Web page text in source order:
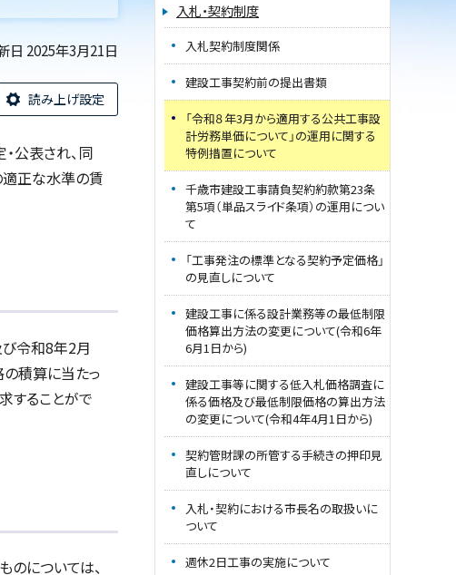
日 2025年3月21日
読み上げ設定
公表され、同
正な水準の賃
令和8年2月
積算に当たっ
することがで
については、
入札・契約制度
入札契約制度関係
建設工事契約前の提出書類
「令和８年3月から適用する公共工事設
計労務単価について」の運用に関する
特例措置について
千歳市建設工事請負契約約款第23条
第5項（単品スライド条項）の運用につい
て
「工事発注の標準となる契約予定価格」
の見直しについて
建設工事に係る設計業務等の最低制限
価格算出方法の変更について(令和6年
6月1日から)
建設工事等に関する低入札価格調査に
係る価格及び最低制限価格の算出方法
の変更について(令和4年4月1日から)
契約管財課の所管する手続きの押印見
直しについて
入札・契約における市長名の取扱いに
ついて
週休2日工事の実施について